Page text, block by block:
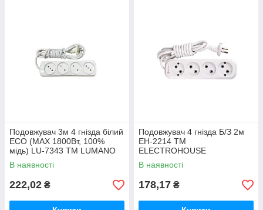
Подовжувач 3м 4 гнізда білий
ECO (MAX 1800Вт, 100%
мідь) LU-7343 ТМ LUMANO
В наявності
222,02 ₴
Подовжувач 4 гнізда Б/З 2м
EH-2214 ТМ
ELECTROHOUSE
В наявності
178,17 ₴